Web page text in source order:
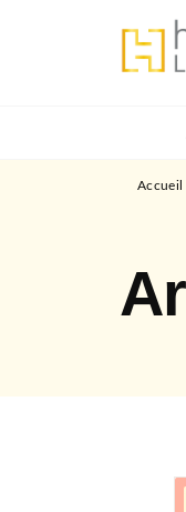
MENU
Accueil